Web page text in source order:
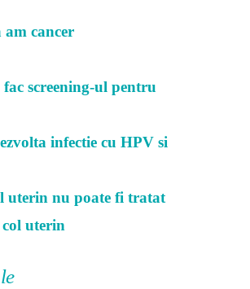
cancer
screening-ul pentru
infectie cu HPV si
uterin nu poate fi tratat
uterin